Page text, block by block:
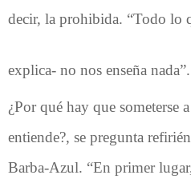
decir, la prohibida. “Todo lo
explica- no nos enseña nada”.
¿Por qué hay que someterse
entiende?, se pregunta
Barba-Azul. “En primer